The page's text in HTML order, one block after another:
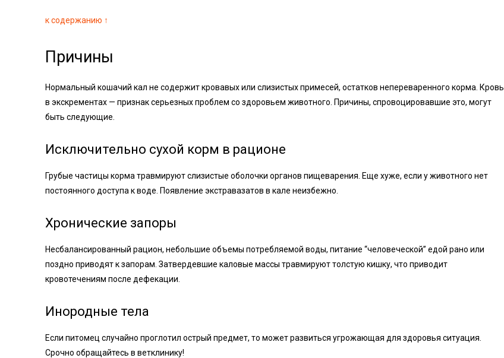
к содержанию ↑
Причины
Нормальный кошачий кал не содержит кровавых или слизистых примесей, остатков непереваренного корма. Кровь
в экскрементах — признак серьезных проблем со здоровьем животного. Причины, спровоцировавшие это, могут
быть следующие.
Исключительно сухой корм в рационе
Грубые частицы корма травмируют слизистые оболочки органов пищеварения. Еще хуже, если у животного нет
постоянного доступа к воде. Появление экстравазатов в кале неизбежно.
Хронические запоры
Несбалансированный рацион, небольшие объемы потребляемой воды, питание “человеческой” едой рано или
поздно приводят к запорам. Затвердевшие каловые массы травмируют толстую кишку, что приводит
кровотечениям после дефекации.
Инородные тела
Если питомец случайно проглотил острый предмет, то может развиться угрожающая для здоровья ситуация.
Срочно обращайтесь в ветклинику!